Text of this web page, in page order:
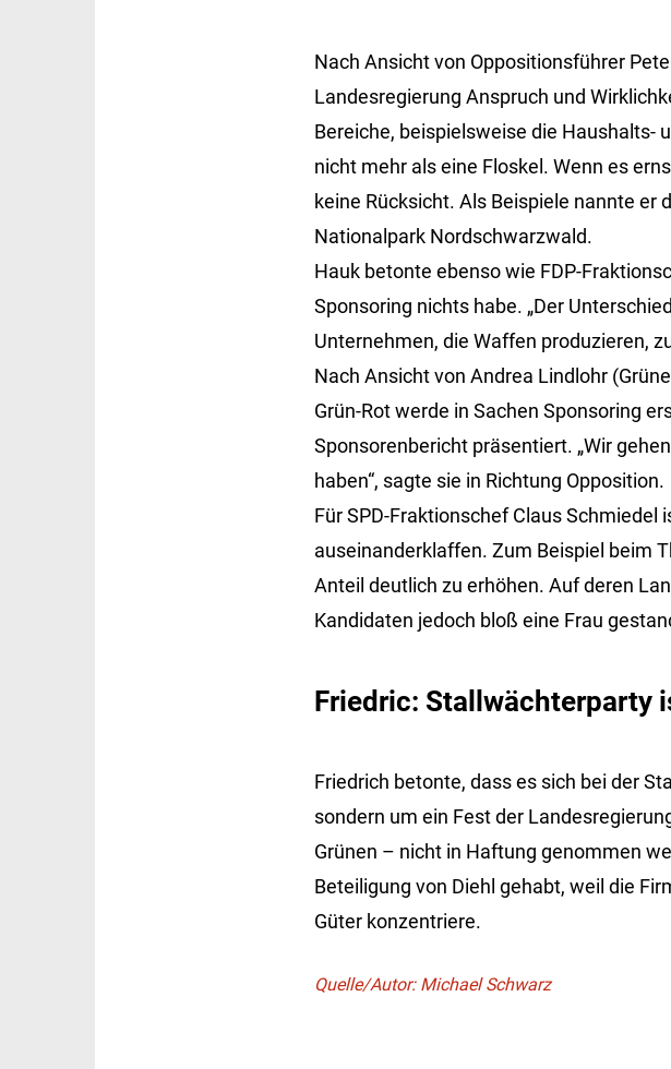
Nach Ansicht von Oppositionsführer
Landesregierung Anspruch und
Bereiche, beispielsweise die Haushalts-
nicht mehr als eine Floskel. Wenn es
keine Rücksicht. Als Beispiele nannte er
Nationalpark Nordschwarzwald.
Hauk betonte ebenso wie FDP-
Sponsoring nichts habe. „Der
Unternehmen, die Waffen produzieren,
Nach Ansicht von Andrea Lindlohr
Grün-Rot werde in Sachen Sponsoring
Sponsorenbericht präsentiert. „Wir
haben“, sagte sie in Richtung Opposition.
Für SPD-Fraktionschef Claus Schmiedel
auseinanderklaffen. Zum Beispiel beim
Anteil deutlich zu erhöhen. Auf deren
Kandidaten jedoch bloß eine Frau
Friedric: Stallwächterparty
Friedrich betonte, dass es sich bei der
sondern um ein Fest der
Grünen – nicht in Haftung genommen
Beteiligung von Diehl gehabt, weil die
Güter konzentriere.
Quelle/Autor: Michael Schwarz